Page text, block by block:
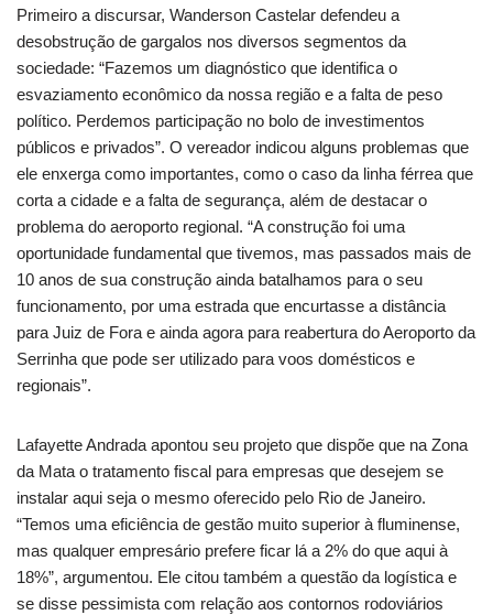
Primeiro a discursar, Wanderson Castelar defendeu a
desobstrução de gargalos nos diversos segmentos da
sociedade: “Fazemos um diagnóstico que identifica o
esvaziamento econômico da nossa região e a falta de peso
político. Perdemos participação no bolo de investimentos
públicos e privados”. O vereador indicou alguns problemas que
ele enxerga como importantes, como o caso da linha férrea que
corta a cidade e a falta de segurança, além de destacar o
problema do aeroporto regional. “A construção foi uma
oportunidade fundamental que tivemos, mas passados mais de
10 anos de sua construção ainda batalhamos para o seu
funcionamento, por uma estrada que encurtasse a distância
para Juiz de Fora e ainda agora para reabertura do Aeroporto da
Serrinha que pode ser utilizado para voos domésticos e
regionais”.
Lafayette Andrada apontou seu projeto que dispõe que na Zona
da Mata o tratamento fiscal para empresas que desejem se
instalar aqui seja o mesmo oferecido pelo Rio de Janeiro.
“Temos uma eficiência de gestão muito superior à fluminense,
mas qualquer empresário prefere ficar lá a 2% do que aqui à
18%”, argumentou. Ele citou também a questão da logística e
se disse pessimista com relação aos contornos rodoviários